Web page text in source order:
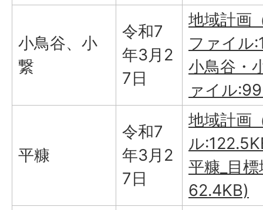
小鳥谷、小
繋
令和7
年3月2
7日
地域計画
ファイル
小鳥谷・
ァイル
平糠
令和7
年3月2
7日
地域計画
ル
平糠_目
62.4KB)